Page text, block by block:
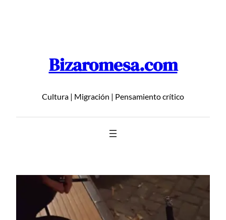
Bizaromesa.com
Cultura | Migración | Pensamiento crítico